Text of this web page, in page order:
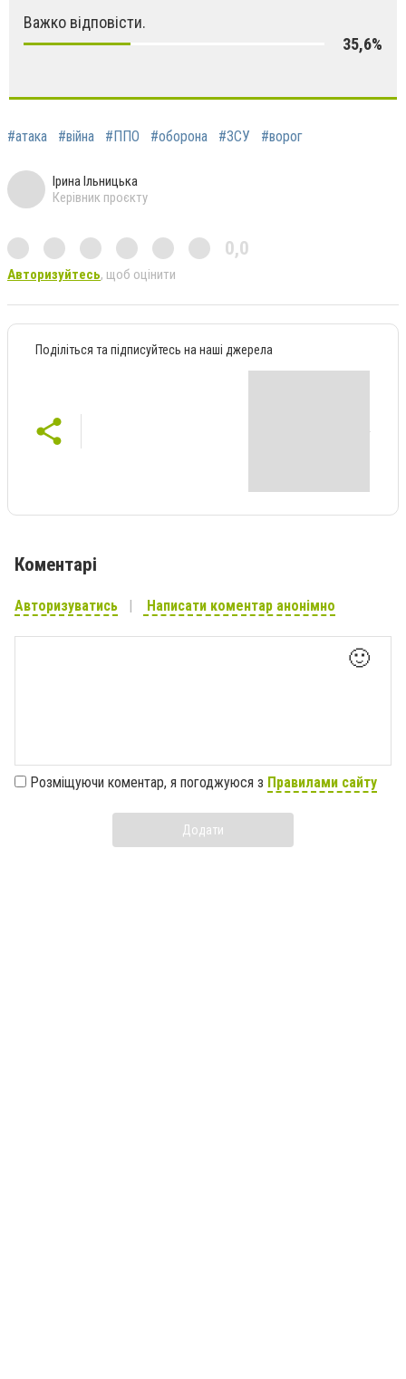
Важко відповісти.
35,6%
#атака #війна #ППО #оборона #ЗСУ #ворог
Ірина Ільницька
Керівник проєкту
0,0
Авторизуйтесь, щоб оцінити
Поділіться та підписуйтесь на наші джерела
Коментарі
Авторизуватись Написати коментар анонімно
🙂
Розміщуючи коментар, я погоджуюся з Правилами сайту
Додати